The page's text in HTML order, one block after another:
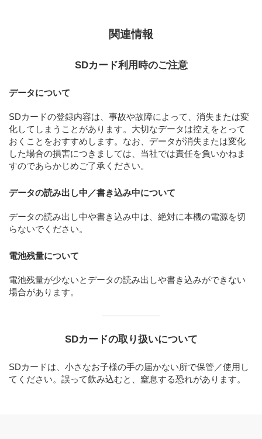
関連情報
SDカード利用時のご注意
データについて
SDカードの登録内容は、事故や故障によって、消失または変
化してしまうことがあります。大切なデータは控えをとって
おくことをおすすめします。なお、データが消失または変化
した場合の損害につきましては、当社では責任を負いかねま
すのであらかじめご了承ください。
データの読み出し中／書き込み中について
データの読み出し中や書き込み中は、絶対に本機の電源を切
らないでください。
電池残量について
電池残量が少ないとデータの読み出しや書き込みができない
場合があります。
SDカードの取り扱いについて
SDカードは、小さなお子様の手の届かない所で保管／使用し
てください。誤って飲み込むと、窒息する恐れがあります。